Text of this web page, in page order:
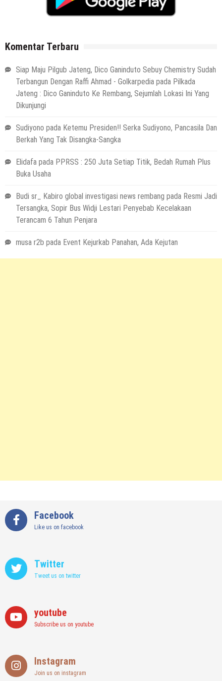
Komentar Terbaru
Siap Maju Pilgub Jateng, Dico Ganinduto Sebuy Chemistry Sudah
Terbangun Dengan Raffi Ahmad - Golkarpedia pada Pilkada
Jateng : Dico Ganinduto Ke Rembang, Sejumlah Lokasi Ini Yang
Dikunjungi
Sudiyono pada Ketemu Presiden!! Serka Sudiyono, Pancasila Dan
Berkah Yang Tak Disangka-Sangka
Elidafa pada PPRSS : 250 Juta Setiap Titik, Bedah Rumah Plus
Buka Usaha
Budi sr_ Kabiro global investigasi news rembang pada Resmi Jadi
Tersangka, Sopir Bus Widji Lestari Penyebab Kecelakaan
Terancam 6 Tahun Penjara
musa r2b pada Event Kejurkab Panahan, Ada Kejutan
Facebook
Like us on facebook
Twitter
Tweet us on twitter
youtube
Subscribe us on youtube
Instagram
Join us on instagram